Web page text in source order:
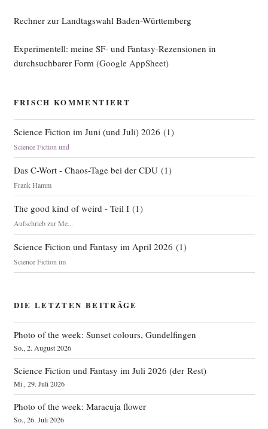
Rechner zur Landtagswahl Baden-Württemberg
Experimentell: meine SF- und Fantasy-Rezensionen in
durchsuchbarer Form (Google AppSheet)
FRISCH KOMMENTIERT
Science Fiction im Juni (und Juli) 2026 (1)
Science Fiction und
Das C-Wort - Chaos-Tage bei der CDU(1)
Frank Hamm
The good kind of weird - Teil I(1)
Aufschrieb zur Me...
Science Fiction und Fantasy im April 2026 (1)
Science Fiction im
DIE LETZTEN BEITRÄGE
Photo of the week: Sunset colours, Gundelfingen
So., 2. August 2026
Science Fiction und Fantasy im Juli 2026 (der Rest)
Mi., 29. Juli 2026
Photo of the week: Maracuja flower
So., 26. Juli 2026